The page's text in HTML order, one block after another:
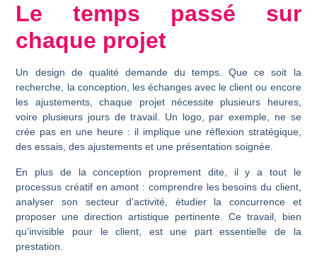
Le temps passé sur
chaque projet
Un design de qualité demande du temps. Que ce soit la
recherche, la conception, les échanges avec le client ou encore
les ajustements, chaque projet nécessite plusieurs heures,
voire plusieurs jours de travail. Un logo, par exemple, ne se
crée pas en une heure : il implique une réflexion stratégique,
des essais, des ajustements et une présentation soignée.
En plus de laconception proprement dite, il y a tout le
processus créatif en amont : comprendre les besoins du client,
analyser son secteur d’activité, étudierla concurrence et
proposer une direction artistique pertinente. Ce travail, bien
qu’invisible pour le client, est une part essentielle de la
prestation.